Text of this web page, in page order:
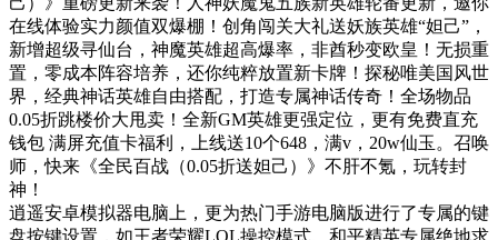
在线体验实力颜值双爆棚！创角闯关大礼送妖族英雄“妲己”，
新增超级寻仙台，神魔英雄超高爆率，非酋秒变欧皇！无损重
置，零成本阵容培养，还你纯粹放置新卡牌！探秘唯美国风世
界，经典神话英雄自由搭配，打造专属神话传奇！全场物品
0.05折跳楼价大甩卖！全新GM英雄更强定位，更有免费直充
钱包 满屏充值卡福利，上线送10个648，满v，20w仙玉。召唤
师，快来《全民百战（0.05折送妲己）》不肝不氪，玩转封
神！
逍遥安卓模拟器电脑上，更为热门手游电脑版进行了专属的键